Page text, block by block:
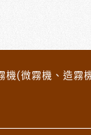
機(微霧機、造霧